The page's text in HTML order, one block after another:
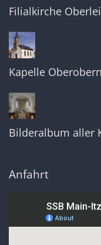
Filialkirche
Kapelle
Bilderalbum aller
Anfahrt